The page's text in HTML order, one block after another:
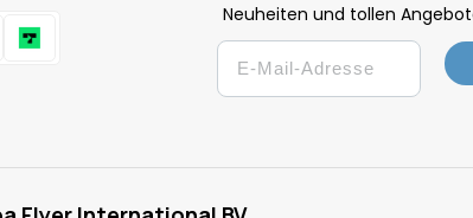
Neuheiten und tollen
Email